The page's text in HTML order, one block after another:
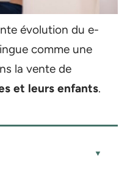
évolution du e-
comme une
la vente de
et leurs enfants.